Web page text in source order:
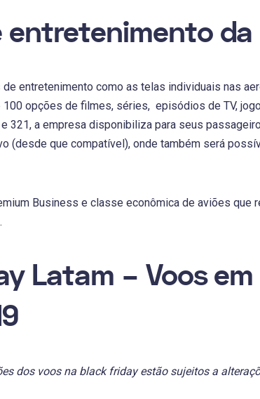
entretenimento
entretenimento como as telas individuais nas
opções de filmes, séries, episódios de TV,
321, a empresa disponibiliza para seus
(desde que compatível), onde também será
Business e classe econômica de aviões que
Latam – Voos
dos voos na black friday estão sujeitos a